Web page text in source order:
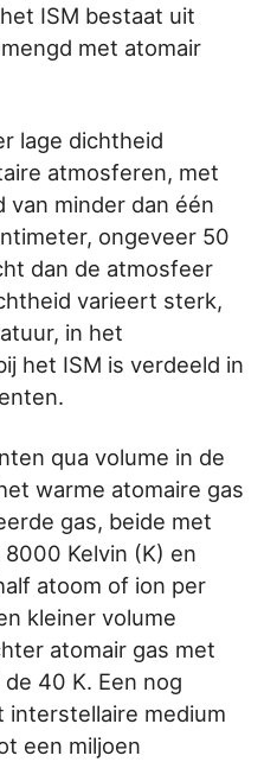
ISM bestaat uit
met atomair
lage dichtheid
atmosferen, met
minder dan één
ongeveer 50
dan de atmosfeer
varieert sterk,
in het
het ISM is verdeeld in
qua volume in de
warme atomaire gas
gas, beide met
Kelvin (K) en
atoom of ion per
kleiner volume
atomair gas met
40 K. Een nog
interstellaire medium
een miljoen